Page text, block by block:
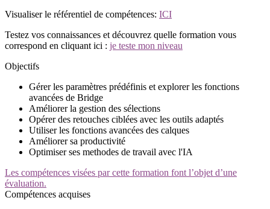
Visualiser le référentiel de compétences: ICI
Testez vos connaissances et découvrez quelle formation vous
correspond en cliquant ici : je teste mon niveau
Objectifs
Gérer les paramètres prédéfinis et explorer les fonctions
avancées de Bridge
Améliorer la gestion des sélections
Opérer des retouches ciblées avec les outils adaptés
Utiliser les fonctions avancées des calques
Améliorer sa productivité
Optimiser ses methodes de travail avec l'IA
Les compétences visées par cette formation font l’objet d’une
évaluation.
Compétences acquises